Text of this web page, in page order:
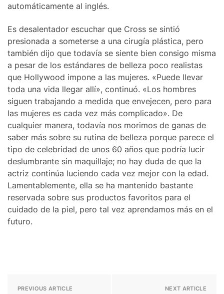
automáticamente al inglés.
Es desalentador escuchar que Cross se sintió
presionada a someterse a una cirugía plástica, pero
también dijo que todavía se siente bien consigo misma
a pesar de los estándares de belleza poco realistas
que Hollywood impone a las mujeres. «Puede llevar
toda una vida llegar allí», continuó. «Los hombres
siguen trabajando a medida que envejecen, pero para
las mujeres es cada vez más complicado». De
cualquier manera, todavía nos morimos de ganas de
saber más sobre su rutina de belleza porque parece el
tipo de celebridad de unos 60 años que podría lucir
deslumbrante sin maquillaje; no hay duda de que la
actriz continúa luciendo cada vez mejor con la edad.
Lamentablemente, ella se ha mantenido bastante
reservada sobre sus productos favoritos para el
cuidado de la piel, pero tal vez aprendamos más en el
futuro.
PREVIOUS ARTICLE NEXT ARTICLE